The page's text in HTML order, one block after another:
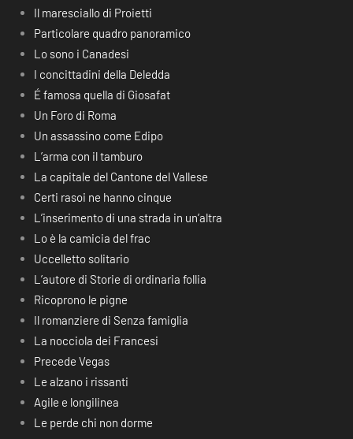
Il maresciallo di Proietti
Particolare quadro panoramico
Lo sono i Canadesi
I concittadini della Deledda
É famosa quella di Giosafat
Un Foro di Roma
Un assassino come Edipo
L’arma con il tamburo
La capitale del Cantone del Vallese
Certi rasoi ne hanno cinque
L’inserimento di una strada in un’altra
Lo è la camicia del frac
Uccelletto solitario
L’autore di Storie di ordinaria follia
Ricoprono le pigne
Il romanziere di Senza famiglia
La nocciola dei Francesi
Precede Vegas
Le alzano i rissanti
Agile e longilinea
Le perde chi non dorme